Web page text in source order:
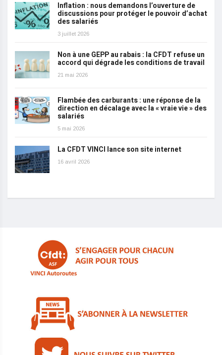
Inflation : nous demandons l’ouverture de
discussions pour protéger le pouvoir d’achat
des salariés
3 juillet 2026
Non à une GEPP au rabais : la CFDT refuse un
accord qui dégrade les conditions de travail
21 mai 2026
Flambée des carburants : une réponse de la
direction en décalage avec la « vraie vie » des
salariés
5 mai 2026
La CFDT VINCI lance son site internet
16 avril 2026